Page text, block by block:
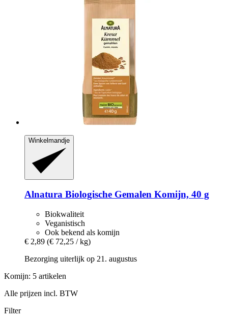
Winkelmandje
Alnatura Biologische Gemalen Komijn, 40 g
Biokwaliteit
Veganistisch
Ook bekend als komijn
€ 2,89 (€ 72,25 / kg)
Bezorging uiterlijk op 21. augustus
Komijn: 5 artikelen
Alle prijzen incl. BTW
Filter